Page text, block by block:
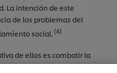
La intención de este
de los problemas del
social. (4)
de ellos es combatir la
el desperdicio de alimentos,
y de terceros (y tecnologías
tu experiencia en nuestra web.
disfrutar de ciertas
contenidos en redes
Instagram, etc.) y personalizar